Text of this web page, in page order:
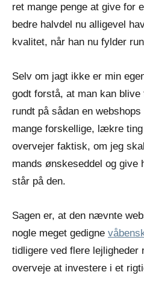
ret mange penge at give for
bedre halvdel nu alligevel
kvalitet, når han nu fylder
Selv om jagt ikke er min
godt forstå, at man kan
rundt på sådan en
mange forskellige, lækre
overvejer faktisk, om jeg
mands ønskeseddel og give
står på den.
Sagen er, at den nævnte
nogle meget gedigne
tidligere ved flere
overveje at investere i et